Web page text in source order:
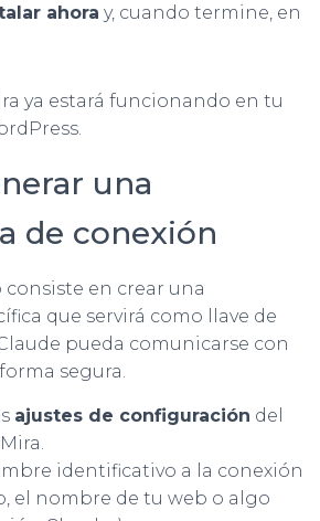
ahora y, cuando termine, en
ya estará funcionando en tu
una
de conexión
en crear una
que servirá como llave de
pueda comunicarse con
segura.
ajustes de configuración del
identificativo a la conexión
el nombre de tu web o algo